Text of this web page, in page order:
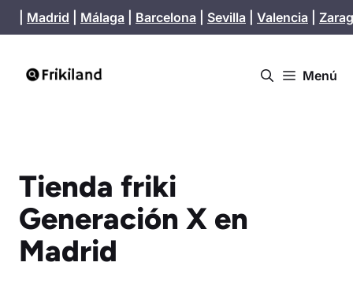
Saltar
al
Madrid Málaga Barcelona Sevilla Valencia
Menú
Tienda friki
Generación X en
Madrid